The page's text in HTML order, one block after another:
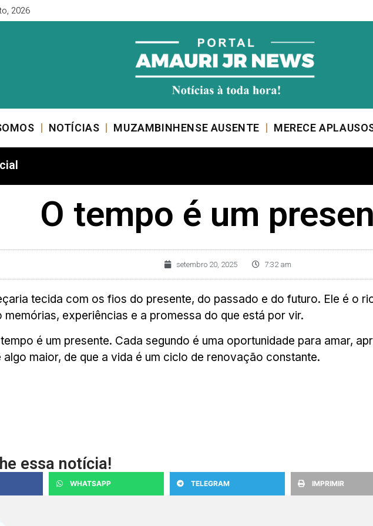
2026
NOTÍCIAS MUZAMBINHENSE AUSENTE MERECE
O tempo é um
setembro 20, 2025 7:32 am
tecida com os fios do presente, do passado e do futuro. Ele é o
experiências e a promessa do que está por vir.
é um presente. Cada segundo é uma oportunidade para amar,
maior, de que a vida é um ciclo de renovação constante.
essa notícia!
WHATSAPP TELEGRAM IMPRIMIR